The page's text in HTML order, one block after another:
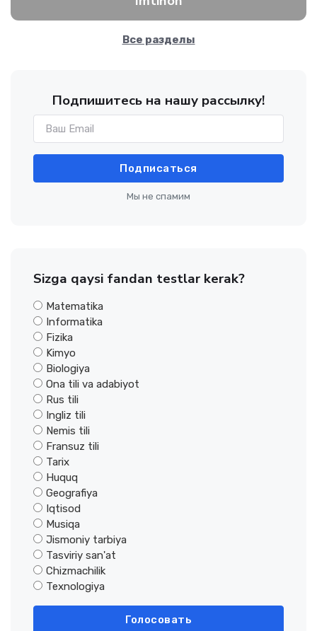
Все разделы
Подпишитесь на нашу рассылку!
Подписаться
Мы не спамим
Sizga qaysi fandan testlar kerak?
Matematika
Informatika
Fizika
Kimyo
Biologiya
Ona tili va adabiyot
Rus tili
Ingliz tili
Nemis tili
Fransuz tili
Tarix
Huquq
Geografiya
Iqtisod
Musiqa
Jismoniy tarbiya
Tasviriy san'at
Chizmachilik
Texnologiya
Голосовать